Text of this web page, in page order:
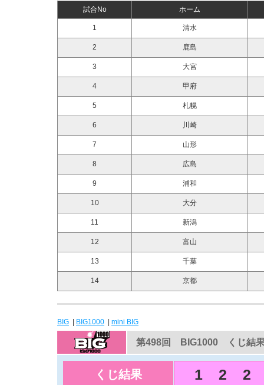
試合No ホーム
1 清水
2 鹿島
3 大宮
4 甲府
5 札幌
6 川崎
7 山形
8 広島
9 浦和
10 大分
11 新潟
12 富山
13 千葉
14 京都
BIG BIG1000 mini BIG
第498回 BIG1000 くじ結
くじ結果 1 2 2